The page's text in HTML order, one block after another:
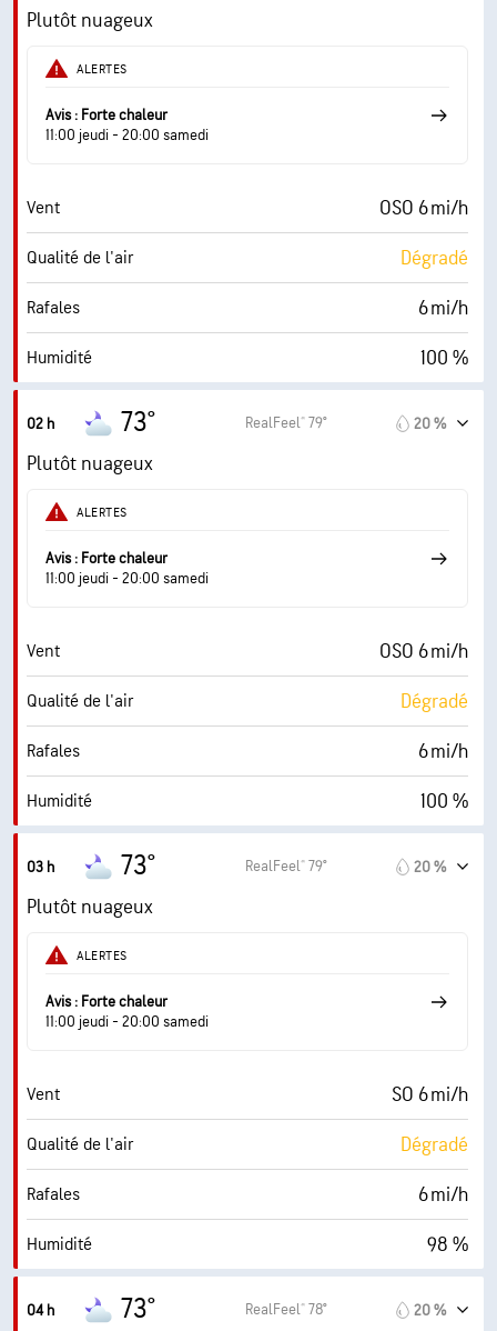
Plutôt nuageux
ALERTES
Avis : Forte chaleur
11:00 jeudi - 20:00 samedi
Vent OSO 6 mi/h
Qualité de l'air Dégradé
Rafales 6 mi/h
Humidité 100 %
Point de rosée
AccuLumen Brightness Index™
Couverture nuageuse
Visibilité 10 mi
02 h 73° RealFeel® 79° 20 %
Plutôt nuageux
ALERTES
Avis : Forte chaleur
11:00 jeudi - 20:00 samedi
Vent OSO 6 mi/h
Qualité de l'air Dégradé
Rafales 6 mi/h
Humidité 100 %
Point de rosée
AccuLumen Brightness Index™
Couverture nuageuse
Visibilité 10 mi
03 h 73° RealFeel® 79° 20 %
Plutôt nuageux
ALERTES
Avis : Forte chaleur
11:00 jeudi - 20:00 samedi
Vent SO 6 mi/h
Qualité de l'air Dégradé
Rafales 6 mi/h
Humidité 98 %
Point de rosée
04 h 73° RealFeel® 78° 20 %